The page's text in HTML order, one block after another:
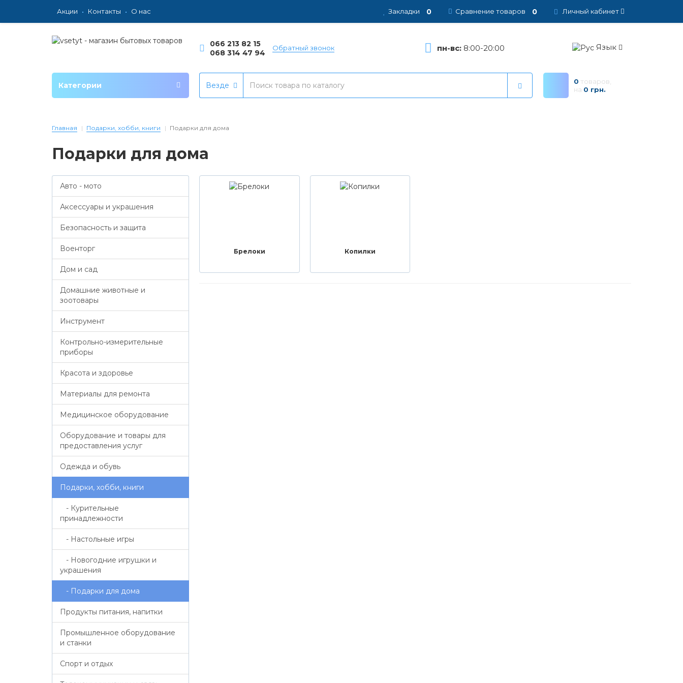
Акции Контакты О нас Личный кабинет
Закладки 0 Сравнение товаров 0
066 213 82 15
068 314 47 94
Обратный звонок пн-вс:8:00-20:00 Язык
Везде 0 товаров,
на 0 грн.
Категории
Главная Подарки, хобби, книги Подарки для дома
Подарки для дома
Авто - мото
Аксессуары и украшения
Безопасность и защита
Военторг
Дом и сад
Домашние животные и
зоотовары
Инструмент
Контрольно-измерительные
приборы
Красота и здоровье
Материалы для ремонта
Медицинское оборудование
Оборудование и товары для
предоставления услуг
Одежда и обувь
Подарки, хобби, книги
- Курительные
принадлежности
- Настольные игры
- Новогодние игрушки и
украшения
- Подарки для дома
Продукты питания, напитки
Промышленное оборудование
и станки
Спорт и отдых
Брелоки Копилки